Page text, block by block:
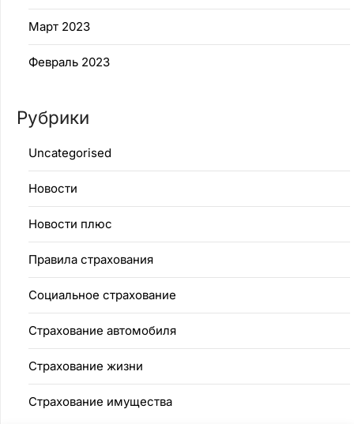
Март 2023
Февраль 2023
Рубрики
Uncategorised
Новости
Новости плюс
Правила страхования
Социальное страхование
Страхование автомобиля
Страхование жизни
Страхование имущества